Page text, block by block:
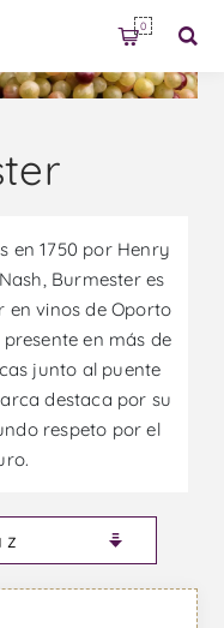
0
en 1750 por Henry
Burmester es
en vinos de Oporto
en más de
junto al puente
destaca por su
respeto por el